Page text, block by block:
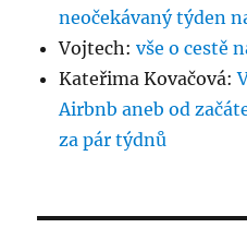
neočekávaný týden
Vojtech:vše o cestě
Kateřima Kovačová:
Airbnb aneb od
za pár týdnů